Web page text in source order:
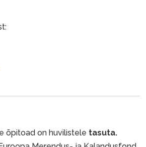
õpitoad on huvilistele tasuta.